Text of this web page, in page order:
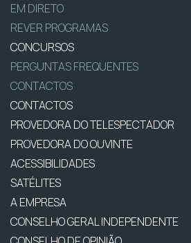
EM DIRETO
REVER PROGRAMAS
CONCURSOS
PERGUNTAS FREQUENTES
CONTACTOS
CONTACTOS
PROVEDORA DO TELESPECTADOR
PROVEDORA DO OUVINTE
ACESSIBILIDADES
SATÉLITES
A EMPRESA
CONSELHO GERAL INDEPENDENTE